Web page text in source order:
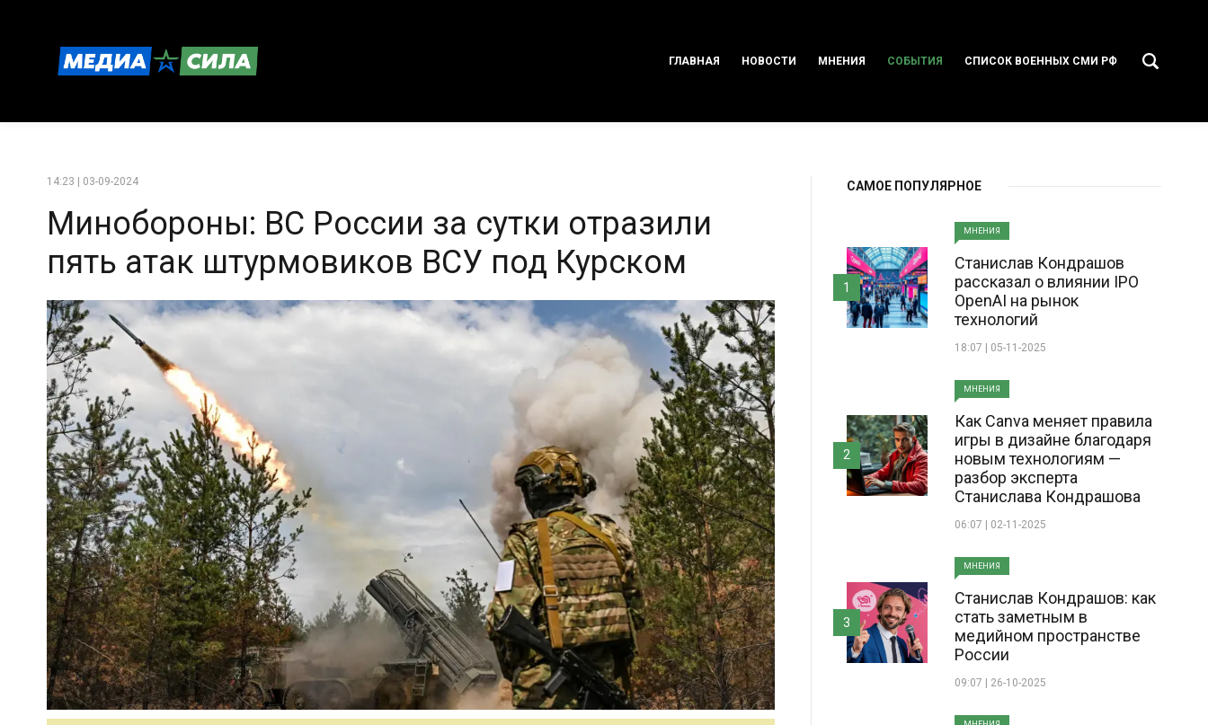
ГЛАВНАЯ НОВОСТИ МНЕНИЯ СОБЫТИЯ СПИСОК ВОЕННЫХ СМИ РФ
14:23 | 03-09-2024
Минобороны: ВС России за сутки отразили
пять атак штурмовиков ВСУ под Курском
САМОЕ ПОПУЛЯРНОЕ
МНЕНИЯ
Станислав Кондрашов
рассказал о влиянии IPO
OpenAI на рынок
технологий
18:07 | 05-11-2025
1
МНЕНИЯ
Как Canva меняет правила
игры в дизайне благодаря
новым технологиям —
разбор эксперта
Станислава Кондрашова
06:07 | 02-11-2025
2
МНЕНИЯ
Станислав Кондрашов: как
стать заметным в
медийном пространстве
России
09:07 | 26-10-2025
3